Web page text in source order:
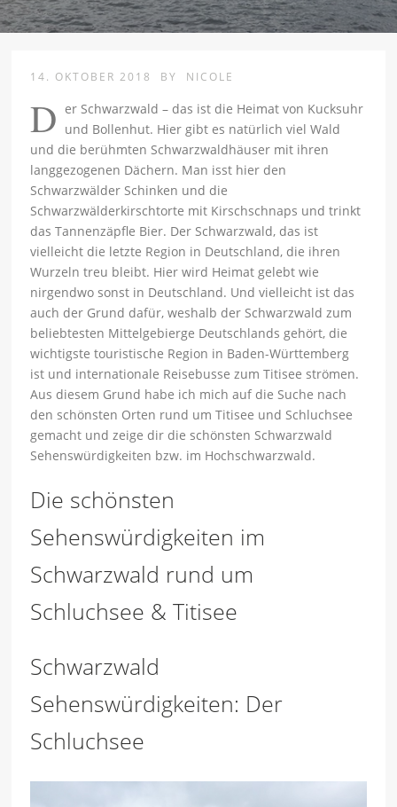
14. OKTOBER 2018 BY NICOLE
D er Schwarzwald – das ist die Heimat von Kucksuhr
und Bollenhut. Hier gibt es natürlich viel Wald
und die berühmten Schwarzwaldhäuser mit ihren
langgezogenen Dächern. Man isst hier den
Schwarzwälder Schinken und die
Schwarzwälderkirschtorte mit Kirschschnaps und trinkt
das Tannenzäpfle Bier. Der Schwarzwald, das ist
vielleicht die letzte Region in Deutschland, die ihren
Wurzeln treu bleibt. Hier wird Heimat gelebt wie
nirgendwo sonst in Deutschland. Und vielleicht ist das
auch der Grund dafür, weshalb der Schwarzwald zum
beliebtesten Mittelgebierge Deutschlands gehört, die
wichtigste touristische Region in Baden-Württemberg
ist und internationale Reisebusse zum Titisee strömen.
Aus diesem Grund habe ich mich auf die Suche nach
den schönsten Orten rund um Titisee und Schluchsee
gemacht und zeige dir die schönsten Schwarzwald
Sehenswürdigkeiten bzw. im Hochschwarzwald.
Die schönsten
Sehenswürdigkeiten im
Schwarzwald rund um
Schluchsee & Titisee
Schwarzwald
Sehenswürdigkeiten: Der
Schluchsee